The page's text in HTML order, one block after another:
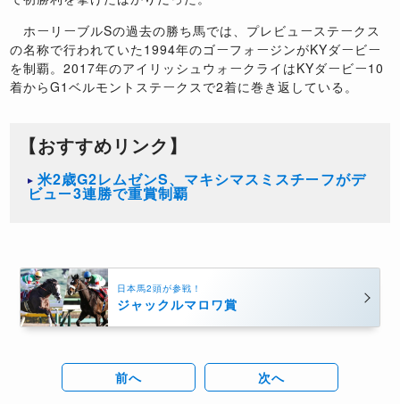
ホーリーブルSの過去の勝ち馬では、プレビューステークス
の名称で行われていた1994年のゴーフォージンがKYダービー
を制覇。2017年のアイリッシュウォークライはKYダービー10
着からG1ベルモントステークスで2着に巻き返している。
【おすすめリンク】
米2歳G2レムゼンS、マキシマスミスチーフがデ
ビュー3連勝で重賞制覇
日本馬2頭が参戦！
ジャックルマロワ賞
前へ 次へ